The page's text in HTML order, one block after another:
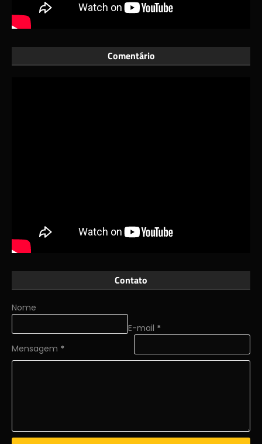
Comentário
Contato
Nome
E-mail *
Mensagem *